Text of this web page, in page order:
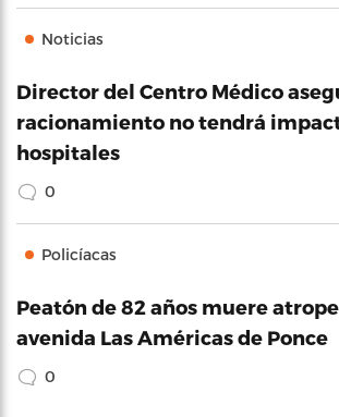
Noticias
Director del Centro Médico
racionamiento no tendrá
hospitales
0
Policíacas
Peatón de 82 años muere
avenida Las Américas de Ponce
0